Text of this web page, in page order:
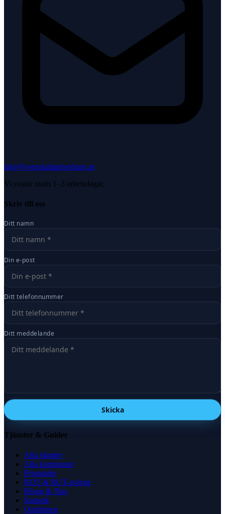
info@svenskahantverkare.se
Vi svarar inom 1–3 arbetsdagar.
Skriv till oss
Ditt namn
Din e-post
Ditt telefonnummer
Ditt meddelande
Skicka
Tjänster & Guider
Alla tjänster
Alla kommuner
Prisguider
ROT & RUT-avdrag
Blogg & Tips
Statistik
Omdömen